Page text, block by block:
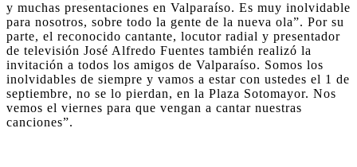
y muchas presentaciones en Valparaíso. Es muy inolvidable
para nosotros, sobre todo la gente de la nueva ola”. Por su
parte, el reconocido cantante, locutor radial y presentador
de televisión José Alfredo Fuentes también realizó la
invitación a todos los amigos de Valparaíso. Somos los
inolvidables de siempre y vamos a estar con ustedes el 1 de
septiembre, no se lo pierdan, en la Plaza Sotomayor. Nos
vemos el viernes para que vengan a cantar nuestras
canciones”.